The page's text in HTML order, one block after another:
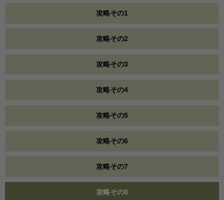
攻略その1
攻略その2
攻略その3
攻略その4
攻略その5
攻略その6
攻略その7
攻略その8